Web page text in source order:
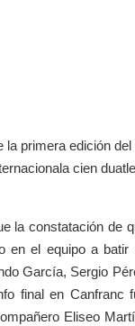
primera edición
cien
la constatación de
en el equipo a
García, Sergio
final en
Eliseo